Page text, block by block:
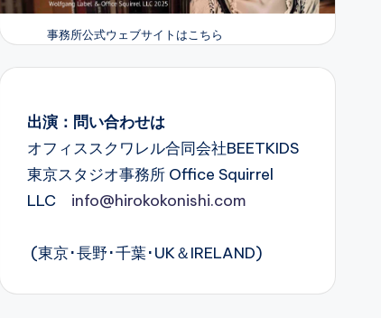
事務所公式ウェブサイトはこちら
出演：問い合わせは
オフィススクワレル合同会社BEETKIDS
東京スタジオ事務所 Office Squirrel
LLC info@hirokokonishi.com
(東京･長野･千葉･UK＆IRELAND)